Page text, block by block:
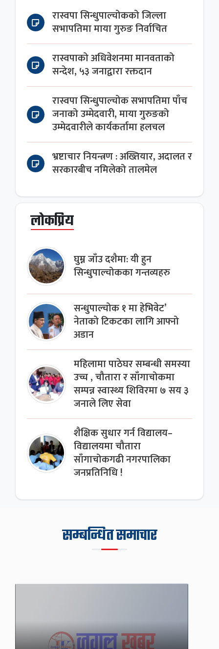
रास्वपा सिन्धुपाल्चोकको जिल्ला
सभापतिमा माया गुरुङ निर्वाचित
रास्वपाको अधिवेशनमा मानवताको
सन्देश, ५३ जनाद्वारा रक्तदान
रास्वपा सिन्धुपाल्चोक सभापतिमा पाँच
जनाको उम्मेदवारी, माया गुरुङको
उम्मेदवारीले कार्यकर्तामा हलचल
भ्रष्टाचार नियन्त्रण : अख्तियार, अदालत र
सरकारबीच नमिलेको तालमेल
लोकप्रिय
घुम्न जाँउ दशैमा: यी हुन
सिन्धुपाल्चोकका गन्तव्यहरु
सन्धुपाल्चोक १ मा हेभिवेट’
नेताको टिकटका लागि आफ्नो
अडान
महिलामा पाठेघर सम्बन्धी समस्या
उच्च , चौतारा र साँगाचोकमा
सम्पन्न स्वास्थ्य शिविरमा ७ सय ३
जनाले लिए सेवा
शैक्षिक सुधार गर्न विद्यालय–
विद्यालयमा चौतारा
साँगाचोकगढी नगरपालिका
जनप्रतिनिधि !
सम्बन्धित समाचार